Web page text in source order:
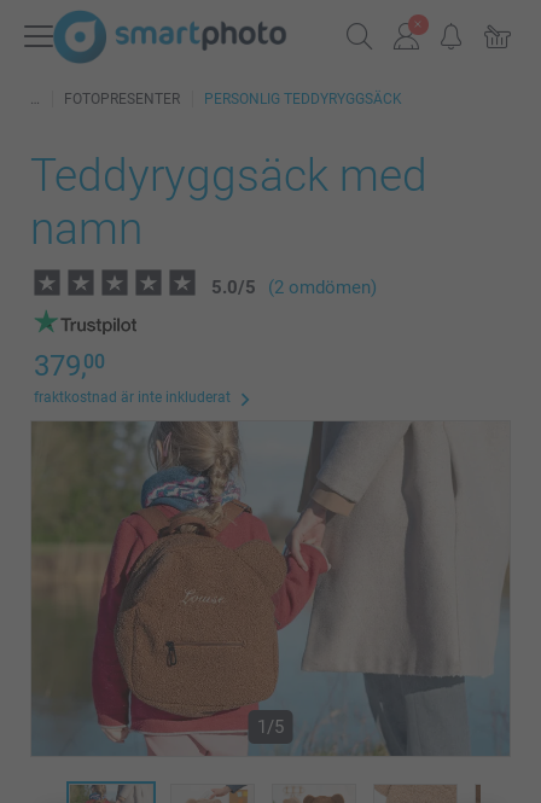
FOTOPRESENTER PERSONLIG TEDDYRYGGSÄCK
Teddyryggsäck med
namn
5.0/5 (2 omdömen)
379,00
fraktkostnad är inte inkluderat
1/5